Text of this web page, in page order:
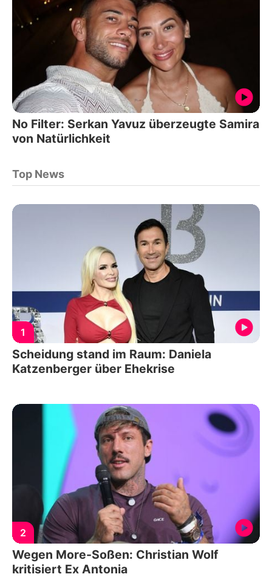
No Filter: Serkan Yavuz überzeugte Samira
von Natürlichkeit
Top News
1
Scheidung stand im Raum: Daniela
Katzenberger über Ehekrise
2
Wegen More-Soßen: Christian Wolf
kritisiert Ex Antonia